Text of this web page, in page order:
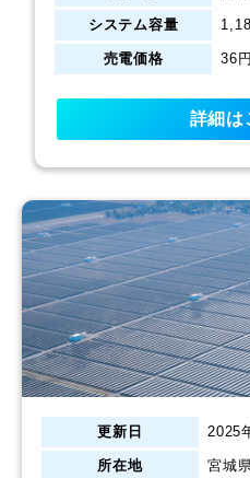
システム容量
売電価格 36円
詳細は
更新日 2025
所在地 宮城